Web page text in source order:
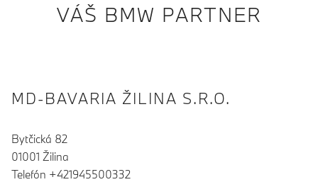
VÁŠ BMW PARTNER
MD-BAVARIA ŽILINA S.R.O.
Bytčická 82
01001 Žilina
Telefón +421945500332